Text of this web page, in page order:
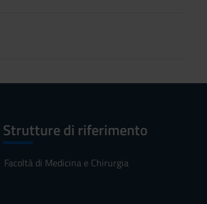
Strutture di riferimento
Facoltà di Medicina e Chirurgia